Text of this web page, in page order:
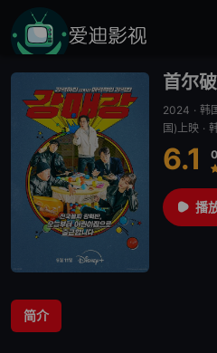
首尔
2024 · 韩
国)上映 ·
6.1
很差
较差
还行推
播
简介